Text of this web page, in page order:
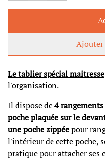
Ajouter
Le tablier spécial maitresse
l'organisation.
Il dispose de4
poche plaquée sur le
une poche zippéepour
l'intérieur de cette poche,
pratique pour attacher ses